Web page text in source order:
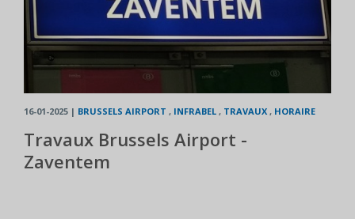
16-01-2025 | BRUSSELS AIRPORT , INFRABEL , TRAVAUX , HORAIRE
Travaux Brussels Airport -
Zaventem